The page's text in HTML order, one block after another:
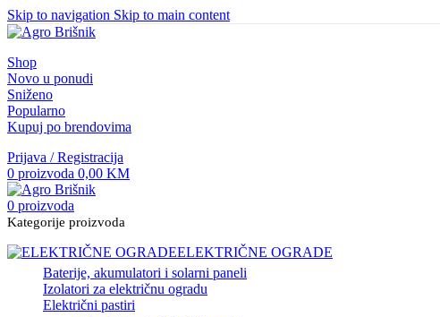
Skip to navigation Skip to main content
Shop
Novo u ponudi
Sniženo
Popularno
Kupuj po brendovima
Prijava / Registracija
0 proizvoda 0,00 KM
0 proizvoda
Kategorije proizvoda
ELEKTRIČNE OGRADE
Baterije, akumulatori i solarni paneli
Izolatori za električnu ogradu
Električni pastiri